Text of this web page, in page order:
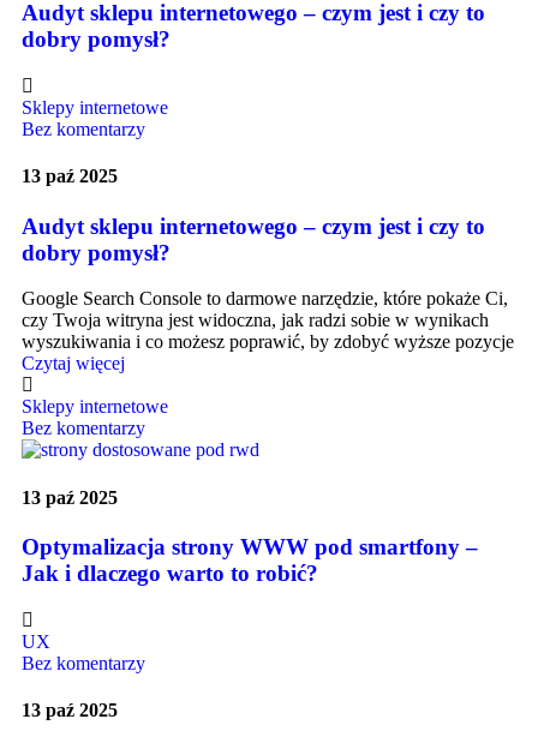
Audyt sklepu internetowego – czym jest i czy to
dobry pomysł?
Sklepy internetowe
Bez komentarzy
13 paź 2025
Audyt sklepu internetowego – czym jest i czy to
dobry pomysł?
Google Search Console to darmowe narzędzie, które pokaże Ci,
czy Twoja witryna jest widoczna, jak radzi sobie w wynikach
wyszukiwania i co możesz poprawić, by zdobyć wyższe pozycje
Czytaj więcej
Sklepy internetowe
Bez komentarzy
13 paź 2025
Optymalizacja strony WWW pod smartfony –
Jak i dlaczego warto to robić?
UX
Bez komentarzy
13 paź 2025